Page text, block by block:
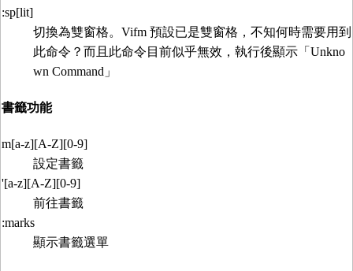
:sp[lit]
切換為雙窗格。Vifm 預設已是雙窗格，不知何時需要用到
此命令？而且此命令目前似乎無效，執行後顯示「Unkno
wn Command」
書籤功能
m[a-z][A-Z][0-9]
設定書籤
'[a-z][A-Z][0-9]
前往書籤
:marks
顯示書籤選單